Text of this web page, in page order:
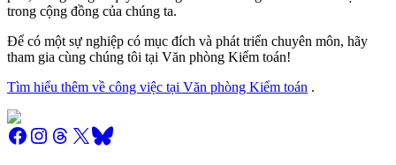
trong cộng đồng của chúng ta.
Để có một sự nghiệp có mục đích và phát triển chuyên môn, hãy
tham gia cùng chúng tôi tại Văn phòng Kiểm toán!
Tìm hiểu thêm về công việc tại Văn phòng Kiểm toán .